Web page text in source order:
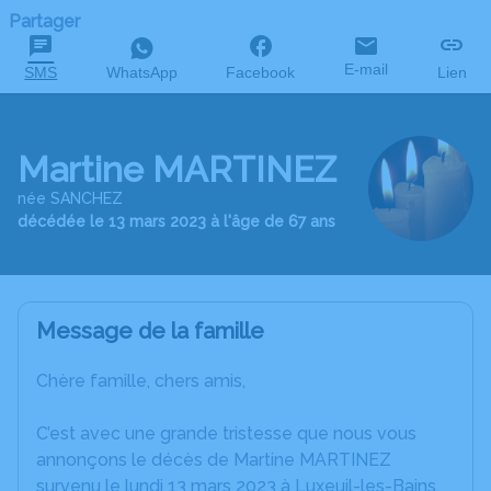
Partager
SMS WhatsApp Facebook E-mail Lien
Martine MARTINEZ
née SANCHEZ
décédée le 13 mars 2023 à l'âge de 67 ans
Message de la famille
Chère famille, chers amis,
C’est avec une grande tristesse que nous vous
annonçons le décès de Martine MARTINEZ
survenu le lundi 13 mars 2023 à Luxeuil-les-Bains.